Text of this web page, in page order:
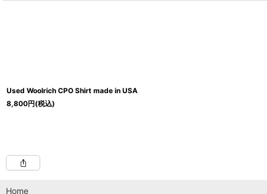
Used Woolrich CPO Shirt made in USA
8,800円(税込)
Home